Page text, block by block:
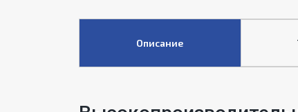
Описание